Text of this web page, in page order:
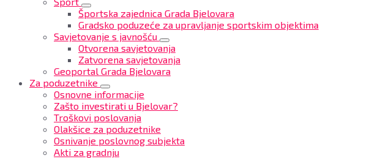
Športska zajednica Grada Bjelovara
Gradsko poduzeće za upravljanje sportskim objektima
Savjetovanje s javnošću
Otvorena savjetovanja
Zatvorena savjetovanja
Geoportal Grada Bjelovara
Za poduzetnike
Osnovne informacije
Zašto investirati u Bjelovar?
Troškovi poslovanja
Olakšice za poduzetnike
Osnivanje poslovnog subjekta
Akti za gradnju